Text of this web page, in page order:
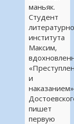
маньяк.
Студент
института
Максим,
и
наказанием»
пишет
первую